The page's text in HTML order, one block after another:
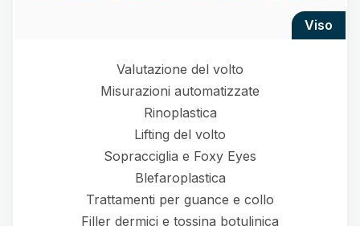
viso
Valutazione del volto
Misurazioni automatizzate
Rinoplastica
Lifting del volto
Sopracciglia e Foxy Eyes
Blefaroplastica
Trattamenti per guance e collo
Filler dermici e tossina botulinica